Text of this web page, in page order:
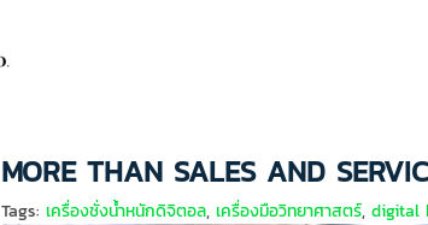
MORE THAN SALES AND
Tags:เครื่องชั่งน้ำหนักดิจิตอล,เครื่องมือวิทยาศาสตร์,digital